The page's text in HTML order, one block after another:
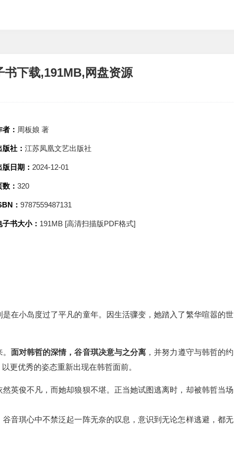
下载,191MB,网盘资源
者： 周板娘 著
版社： 江苏凤凰文艺出版社
版日期： 2024-12-01
数： 320
： 9787559487131
子书大小： 191MB [高清扫描版PDF格式]
在小岛度过了平凡的童年。因生活骤变，她踏入了繁华喧嚣的世
面对韩哲的深情，谷音琪决意与之分离 ，并努力遵守与韩哲的约
更优秀的姿态重新出现在韩哲面前。
英俊不凡，而她却狼狈不堪。正当她试图逃离时，却被韩哲当场
音琪心中不禁泛起一阵无奈的叹息，意识到无论怎样逃避，都无